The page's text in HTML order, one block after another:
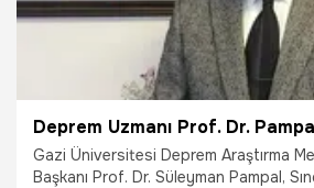
Gazi Üniversitesi Deprem Araştırma
Başkanı Prof. Dr. Süleyman Pampal,